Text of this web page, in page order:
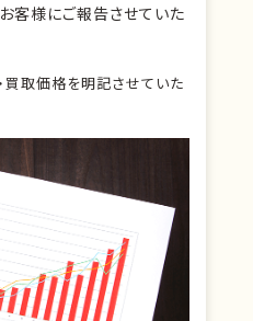
客様にご報告させていた
買取価格を明記させていた